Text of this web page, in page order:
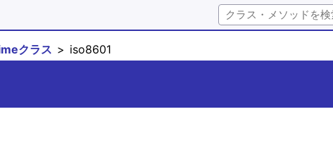
クラス iso8601